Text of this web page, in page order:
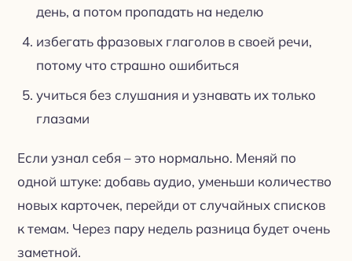
день, а потом пропадать на неделю
избегать фразовых глаголов в своей речи,
потому что страшно ошибиться
учиться без слушания и узнавать их только
глазами
Если узнал себя – это нормально. Меняй по
одной штуке: добавь аудио, уменьши количество
новых карточек, перейди от случайных списков
к темам. Через пару недель разница будет очень
заметной.